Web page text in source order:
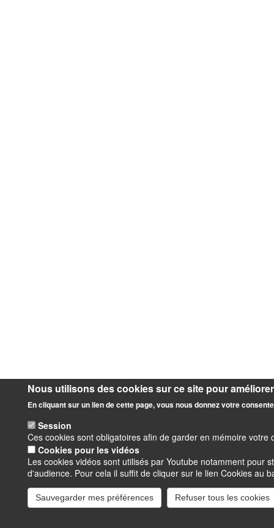
Nous utilisons des cookies sur ce site pour
En cliquant sur un lien de cette page, vous nous donnez votre
Session
Ces cookies sont obligatoires afin de garder en mémoire
Cookies pour les vidéos
Les cookies vidéos sont utilisés par Youtube notamment pour
d'audience. Pour cela il suffit de cliquer sur le lien Cookies au
Sauvegarder mes préférences Refuser tous les cookies